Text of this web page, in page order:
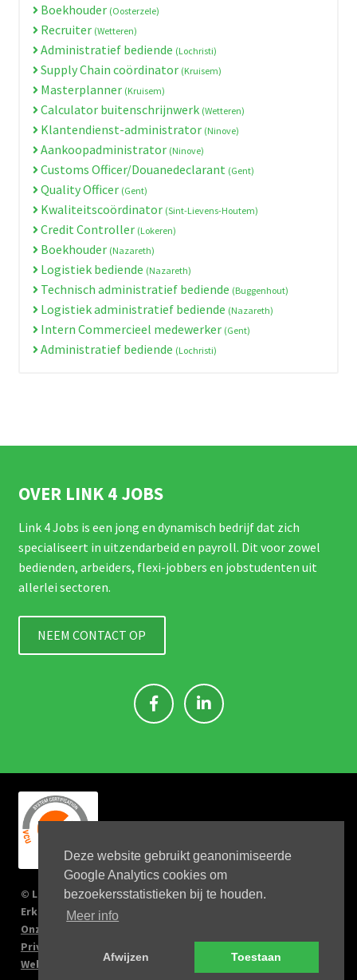
Deze website gebruikt geanonimiseerde
Google Analytics cookies om
bezoekersstatistieken bij te houden.
Meer info
Afwijzen Toestaan
Boekhouder (Oosterzele)
Recruiter (Wetteren)
Administratief bediende (Lochristi)
Supply Chain coördinator (Kruisem)
Masterplanner (Kruisem)
Calculator buitenschrijnwerk (Wetteren)
Klantendienst-administrator (Ninove)
Aankoopadministrator (Ninove)
Customs Officer/Douanedeclarant (Gent)
Quality Officer (Gent)
Kwaliteitscoördinator (Sint-Lievens-Houtem)
Credit Controller (Lokeren)
Boekhouder (Nazareth)
Logistiek bediende (Nazareth)
Technisch administratief bediende (Buggenhout)
Logistiek administratief bediende (Nazareth)
Intern Commercieel medewerker (Gent)
Administratief bediende (Lochristi)
OVER LINK 4 JOBS
Link 4 Jobs is een jong en dynamisch bedrijf dat zich
specialiseert in uitzendarbeid en payroll. Dit voor zowel
bedienden, arbeiders, flexi-jobbers en jobstudenten uit
allerlei sectoren.
NEEM CONTACT OP
© Link 4 Jobs 2023
Erkenningsnr: 2167/U
Onze verplichtingen
Privacy Policy
Website by Big Kahuna